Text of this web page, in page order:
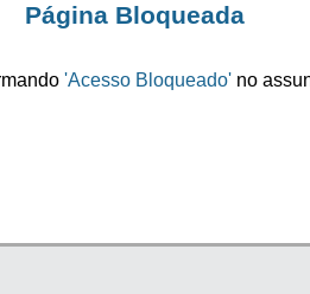
Página Bloqueada
'Acesso Bloqueado' no